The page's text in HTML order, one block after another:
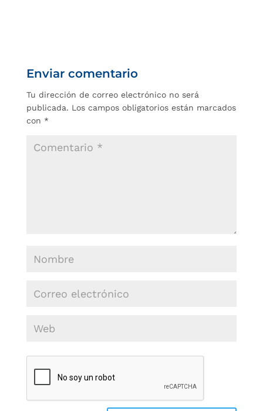
Enviar comentario
Tu dirección de correo electrónico no será
publicada. Los campos obligatorios están marcados
con *